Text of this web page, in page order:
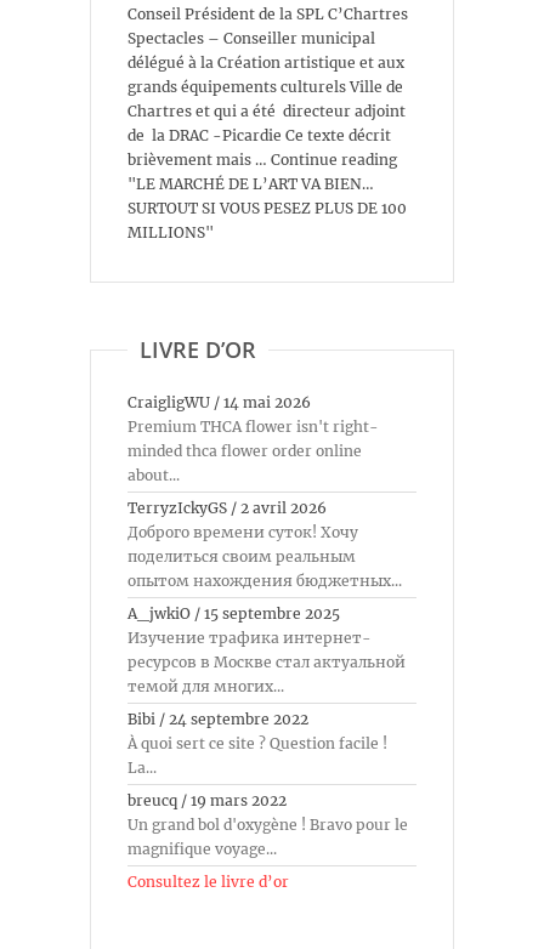
Conseil Président de la SPL C’Chartres
Spectacles – Conseiller municipal
délégué à la Création artistique et aux
grands équipements culturels Ville de
Chartres et qui a été directeur adjoint
de la DRAC -Picardie Ce texte décrit
brièvement mais … Continue reading
"LE MARCHÉ DE L’ART VA BIEN…
SURTOUT SI VOUS PESEZ PLUS DE 100
MILLIONS"
LIVRE D’OR
CraigligWU / 14 mai 2026
Premium THCA flower isn't right-
minded thca flower order online
about...
TerryzIckyGS / 2 avril 2026
Доброго времени суток! Хочу
поделиться своим реальным
опытом нахождения бюджетных...
A_jwkiO / 15 septembre 2025
Изучение трафика интернет-
ресурсов в Москве стал актуальной
темой для многих...
Bibi / 24 septembre 2022
À quoi sert ce site ? Question facile !
La...
breucq / 19 mars 2022
Un grand bol d'oxygène ! Bravo pour le
magnifique voyage...
Consultez le livre d’or